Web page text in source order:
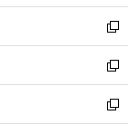
ウ
で
開
く
ン
ド
ウ
で
開
く
ウ
ィ
ン
ド
ウ
で
開
し
い
ウ
ィ
ン
ド
ウ
新
し
い
ウ
ィ
ン
新
し
い
ウ
新
し